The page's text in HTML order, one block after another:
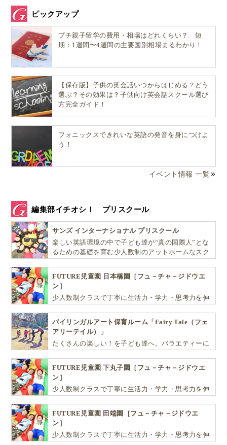
ピックアップ
プチ親子留学の費用・相場はどれくらい？ 短
期：1週間〜4週間の主要国別相場まるわかり！
【保存版】子供の英会話いつからはじめる？どう
選ぶ？その効果は？子供向け英会話スクール選び
方完全ガイド！
フォニックスできれいな英語の発音を身につけよ
う！
イベント情報 一覧
編集部イチオシ！ プリスクール
サンズ インターナショナル プリスクール
楽しい英語環境の中で子ども達が“真の国際人”とな
るための基礎を育む少人数制のアットホームなスク
FUTURE児童園 日本橋園［フュ－チャ－ジドウエ
ン］
少人数制クラスで丁寧に生活力・学力・思考力を伸
バイリンガルアート保育ルーム「Fairy Tale（フェ
アリーテイル）」
たくさんの楽しい！を子ども達へ。バラエティーに
『生きる力』を育てます。
FUTURE児童園 下丸子園［フュ－チャ－ジドウエ
ン］
少人数制クラスで丁寧に生活力・学力・思考力を伸
FUTURE児童園 田端園［フュ－チャ－ジドウエ
ン］
少人数制クラスで丁寧に生活力・学力・思考力を伸